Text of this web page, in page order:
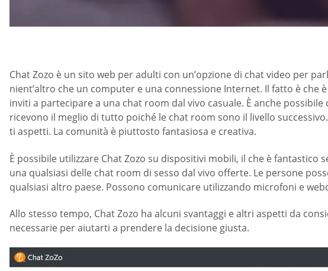
Chat Zozo è un sito web per adulti con un’opzione di chat video per
nient’altro che un computer e una connessione Internet. Il fatto è
inviti a partecipare a una chat room dal vivo casuale. È anche
ricevono il meglio di tutto poiché le chat room sono il livello
ti aspetti. La comunità è piuttosto fantasiosa e creativa.
È possibile utilizzare Chat Zozo su dispositivi mobili, il che è
una qualsiasi delle chat room di sesso dal vivo offerte. Le persone
qualsiasi altro paese. Possono comunicare utilizzando microfoni e
Allo stesso tempo, Chat Zozo ha alcuni svantaggi e altri aspetti da
necessarie per aiutarti a prendere la decisione giusta.